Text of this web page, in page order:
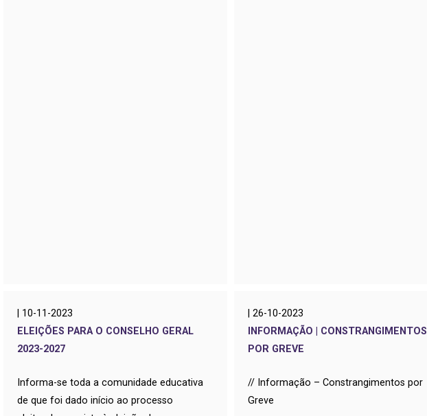
| 10-11-2023
ELEIÇÕES PARA O CONSELHO GERAL
2023-2027
Informa-se toda a comunidade educativa
de que foi dado início ao processo
| 26-10-2023
INFORMAÇÃO | CONSTRANGIMENTOS
POR GREVE
// Informação – Constrangimentos por
Greve